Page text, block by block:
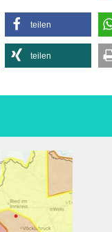
teilen
teilen